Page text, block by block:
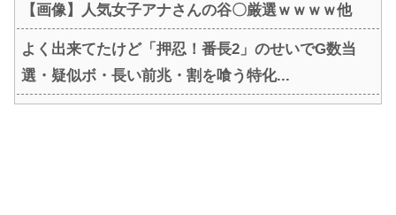
【画像】人気女子アナさんの谷〇厳選ｗｗｗｗ他
よく出来てたけど「押忍！番長2」のせいでG数当
選・疑似ボ・長い前兆・割を喰う特化...